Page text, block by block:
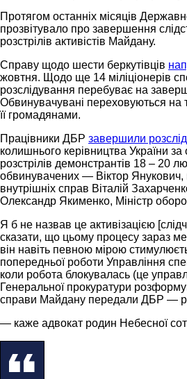
Протягом останніх місяців
прозвітувало про завершення
розстрілів активістів Майдану.
Справу щодо шести беркутівців
жовтня. Щодо ще 14 міліціонерів
розслідування перебуває на
Обвинувачувані переховуються на
її громадянами.
Працівники ДБР завершили
колишнього керівництва України за
розстрілів демонстрантів 18 – 20
обвинувачених — Віктор Янукович,
внутрішніх справ Віталій
Олександр Якименко, Міністр
Я б не назвав це активізацією
сказати, що цьому процесу зараз
він навіть певною мірою
попередньої роботи Управління
коли робота блокувалась (це
Генеральної прокуратури
справи Майдану передали ДБР —
— каже адвокат родин Небесної